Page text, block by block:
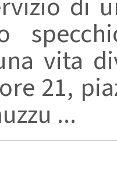
di
vita
21,
...